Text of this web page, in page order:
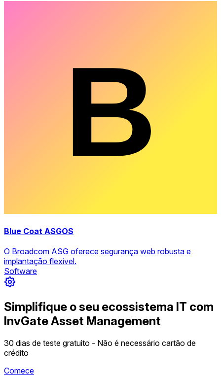
Blue Coat ASGOS
O Broadcom ASG oferece segurança web robusta e
implantação flexível.
Software
Simplifique o seu ecossistema IT com
InvGate Asset Management
30 dias de teste gratuito - Não é necessário cartão de
crédito
Comece